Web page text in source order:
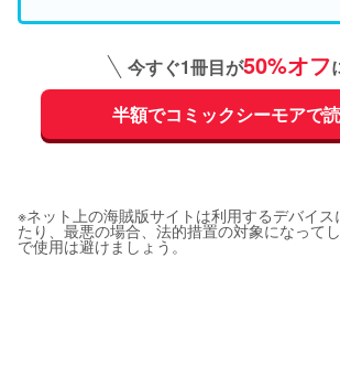
今すぐ1冊目が50%オフ
半額でコミックシーモアで
※ネット上の海賊版サイトは利用するデバイス
たり、最悪の場合、法的措置の対象になって
で使用は避けましょう。